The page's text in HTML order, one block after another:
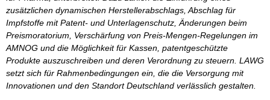
zusätzlichen dynamischen Herstellerabschlags, Abschlag für
Impfstoffe mit Patent- und Unterlagenschutz, Änderungen beim
Preismoratorium, Verschärfung von Preis-Mengen-Regelungen im
AMNOG und die Möglichkeit für Kassen, patentgeschützte
Produkte auszuschreiben und deren Verordnung zu steuern. LAWG
setzt sich für Rahmenbedingungen ein, die die Versorgung mit
Innovationen und den Standort Deutschland verlässlich gestalten.